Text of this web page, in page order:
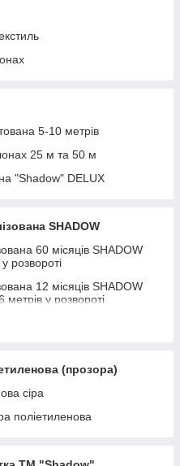
5-10 метрів
25 м та 50 м
"Shadow" DELUX
SHADOW
60 місяців SHADOW
розвороті
12 місяців SHADOW
у розвороті
Shadow 24 місяці
метрів у розвороті
біла 6 метрів у
(прозора)
сіра
поліетиленова